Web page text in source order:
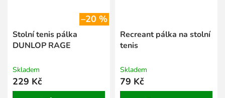
–20 %
Stolní tenis pálka
DUNLOP RAGE
Skladem
229 Kč
Recreant pálka na stolní
tenis
Skladem
79 Kč